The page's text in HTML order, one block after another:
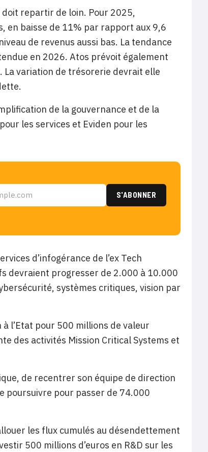
repartir de loin. Pour 2025,
en baisse de 11% par rapport aux 9,6
de revenus aussi bas. La tendance
en 2026. Atos prévoit également
variation de trésorerie devrait elle
de la gouvernance et de la
les services et Eviden pour les
d’infogérance de l’ex Tech
devraient progresser de 2.000 à 10.000
systèmes critiques, vision par
l’Etat pour 500 millions de valeur
des activités Mission Critical Systems et
de recentrer son équipe de direction
poursuivre pour passer de 74.000
les flux cumulés au désendettement
500 millions d’euros en R&D sur les